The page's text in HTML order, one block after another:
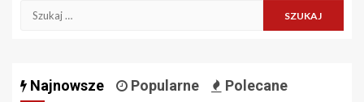
Szukaj:
Najnowsze Popularne Polecane